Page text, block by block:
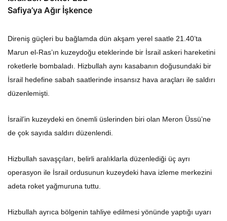
Safiya’ya Ağır İşkence
Direniş güçleri bu bağlamda dün akşam yerel saatle 21.40’ta
Marun el-Ras’ın kuzeydoğu eteklerinde bir İsrail askeri hareketini
roketlerle bombaladı. Hizbullah aynı kasabanın doğusundaki bir
İsrail hedefine sabah saatlerinde insansız hava araçları ile saldırı
düzenlemişti.
İsrail’in kuzeydeki en önemli üslerinden biri olan Meron Üssü’ne
de çok sayıda saldırı düzenlendi.
Hizbullah savaşçıları, belirli aralıklarla düzenlediği üç ayrı
operasyon ile İsrail ordusunun kuzeydeki hava izleme merkezini
adeta roket yağmuruna tuttu.
Hizbullah ayrıca bölgenin tahliye edilmesi yönünde yaptığı uyarı